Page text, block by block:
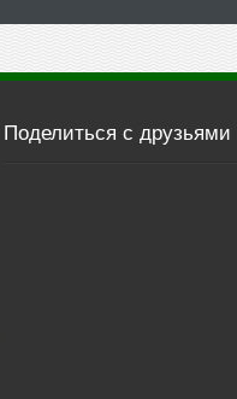
Поделиться с друзьями